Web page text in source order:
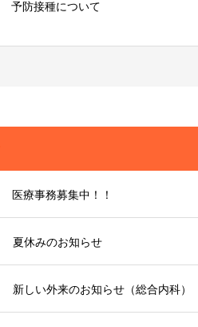
予防接種について
医療事務募集中！！
夏休みのお知らせ
新しい外来のお知らせ（総合内科）